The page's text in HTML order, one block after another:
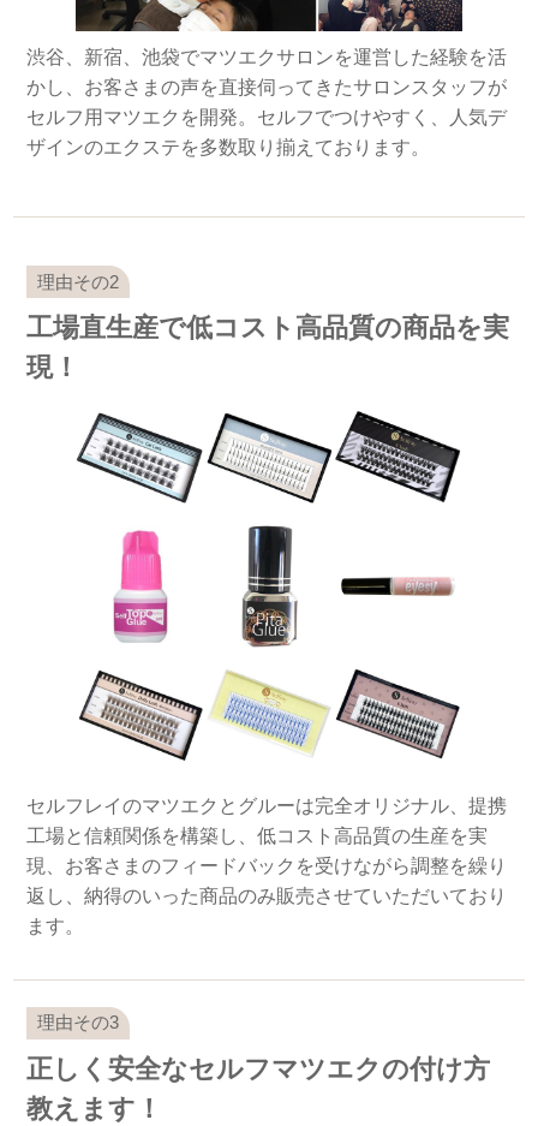
渋谷、新宿、池袋でマツエクサロンを運営した経験を活
かし、お客さまの声を直接伺ってきたサロンスタッフが
セルフ用マツエクを開発。セルフでつけやすく、人気デ
ザインのエクステを多数取り揃えております。
工場直生産で低コスト高品質の商品を実
現！
セルフレイのマツエクとグルーは完全オリジナル、提携
工場と信頼関係を構築し、低コスト高品質の生産を実
現、お客さまのフィードバックを受けながら調整を繰り
返し、納得のいった商品のみ販売させていただいており
ます。
正しく安全なセルフマツエクの付け方
教えます！